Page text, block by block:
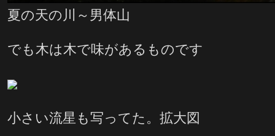
夏の天の川～男体山
でも木は木で味があるものです
小さい流星も写ってた。拡大図